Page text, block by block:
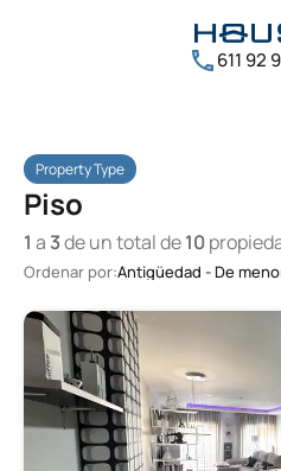
611 92
Property Type
Piso
1 a 3de un total de10
Ordenar por:Antigüedad - De